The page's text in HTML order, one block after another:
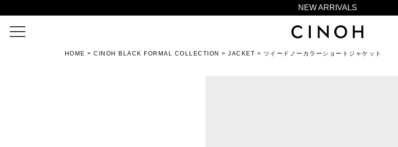
NEW ARRIVALS
ニュースレター登録で¥1,000クーポン進呈
夏季休業に伴う一部業務休業のお知らせ
toggle
HOME CINOH BLACK FORMAL COLLECTION JACKET ツイードノーカラーショートジャケット